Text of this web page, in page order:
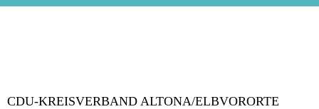
CDU-KREISVERBAND ALTONA/ELBVORORTE